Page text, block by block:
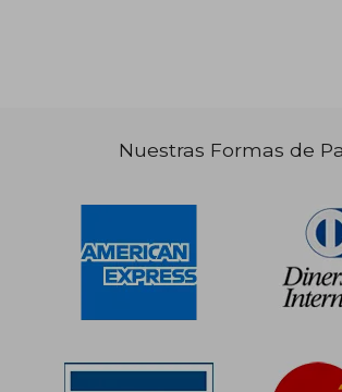
dcto. S/ 342,12
Nuestras Formas de